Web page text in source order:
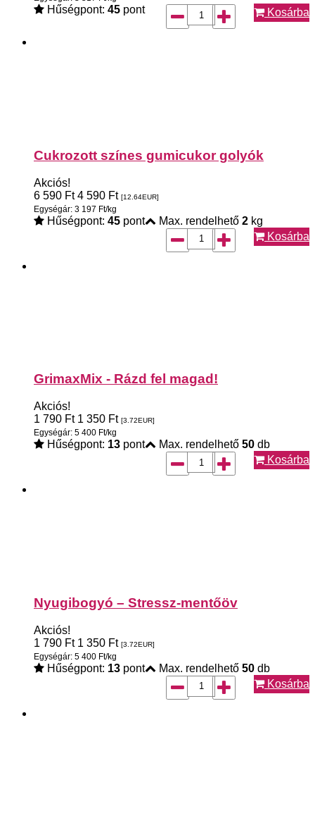
Hűségpont: 45 pont Kosárba
Cukrozott színes gumicukor golyók
Akciós!
6 590 Ft 4 590 Ft [12.64EUR]
Egységár: 3 197 Ft/kg
Hűségpont: 45 pont Max. rendelhető 2 kg
Kosárba
GrimaxMix - Rázd fel magad!
Akciós!
1 790 Ft 1 350 Ft [3.72EUR]
Egységár: 5 400 Ft/kg
Hűségpont: 13 pont Max. rendelhető 50 db
Kosárba
Nyugibogyó – Stressz-mentőöv
Akciós!
1 790 Ft 1 350 Ft [3.72EUR]
Egységár: 5 400 Ft/kg
Hűségpont: 13 pont Max. rendelhető 50 db
Kosárba